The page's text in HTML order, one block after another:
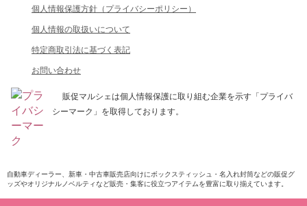
個人情報保護方針（プライバシーポリシー）
個人情報の取扱いについて
特定商取引法に基づく表記
お問い合わせ
販促マルシェは個人情報保護に取り組む企業を示す「プライバ
シーマーク」を取得しております。
自動車ディーラー、新車・中古車販売店向けにボックスティッシュ・名入れ封筒などの販促グ
ッズやオリジナルノベルティなど販売・集客に役立つアイテムを豊富に取り揃えています。